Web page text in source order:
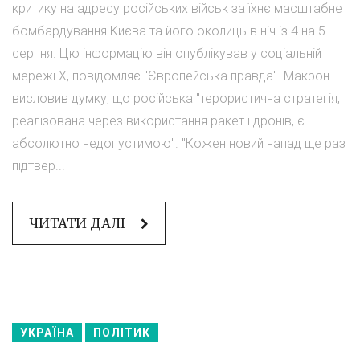
критику на адресу російських військ за їхнє масштабне
бомбардування Києва та його околиць в ніч із 4 на 5
серпня. Цю інформацію він опублікував у соціальній
мережі Х, повідомляє "Європейська правда". Макрон
висловив думку, що російська "терористична стратегія,
реалізована через використання ракет і дронів, є
абсолютно недопустимою". "Кожен новий напад ще раз
підтвер...
ЧИТАТИ ДАЛІ
УКРАЇНА ПОЛІТИК